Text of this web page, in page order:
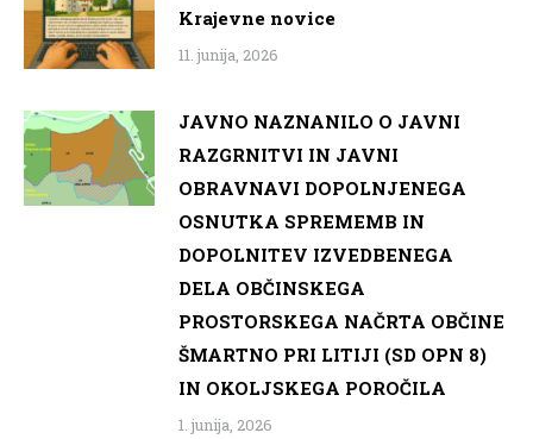
Krajevne novice
11. junija, 2026
JAVNO NAZNANILO O JAVNI
RAZGRNITVI IN JAVNI
OBRAVNAVI DOPOLNJENEGA
OSNUTKA SPREMEMB IN
DOPOLNITEV IZVEDBENEGA
DELA OBČINSKEGA
PROSTORSKEGA NAČRTA OBČINE
ŠMARTNO PRI LITIJI (SD OPN 8)
IN OKOLJSKEGA POROČILA
1. junija, 2026